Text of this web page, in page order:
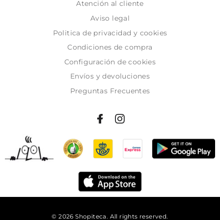
Atención al cliente
Aviso legal
Politica de privacidad y cookies
Condiciones de compra
Configuración de cookies
Envíos y devoluciones
Preguntas Frecuentes
© 2026 Shopiteca. All rights reserved.